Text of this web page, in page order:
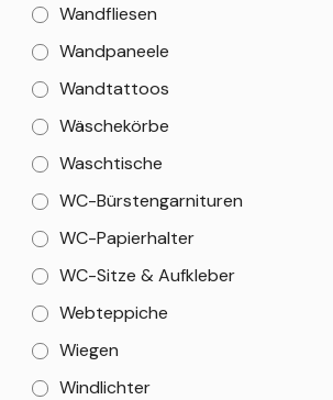
Wandfliesen
Wandpaneele
Wandtattoos
Wäschekörbe
Waschtische
WC-Bürstengarnituren
WC-Papierhalter
WC-Sitze & Aufkleber
Webteppiche
Wiegen
Windlichter